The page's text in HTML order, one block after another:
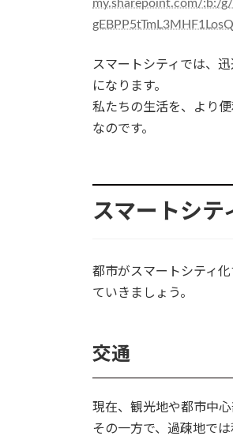
my.sharepoint.com/:b:/
スマートシティでは、
になります。
私たちの生活を、より
なのです。
スマートシテ
都市がスマートシティ
ていきましょう。
交通
現在、観光地や都市中
その一方で、過疎地で